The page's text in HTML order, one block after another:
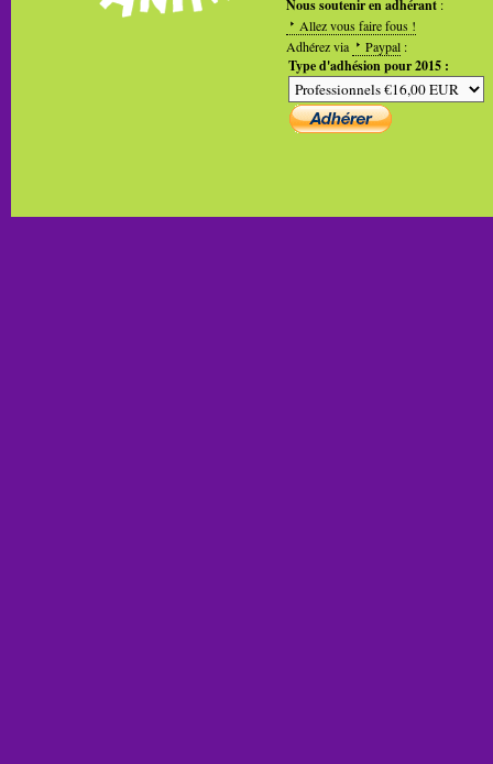
Nous soutenir en adhérant :
Allez vous faire fous !
Adhérez via
Paypal :
Type d'adhésion pour 2015 :